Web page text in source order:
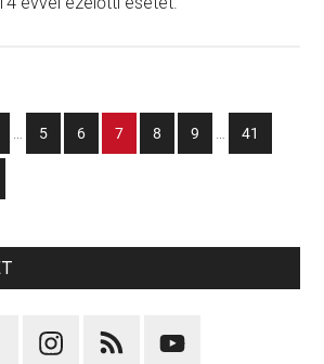
5 6 7 8 9 41